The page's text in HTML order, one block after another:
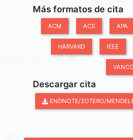
Más formatos de cita
ACM ACS APA
HARVARD IEEE
Descargar cita
ENDNOTE/ZOTERO/